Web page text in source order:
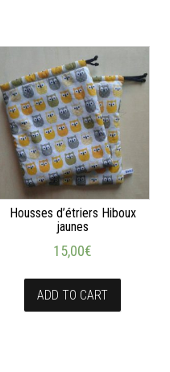
Housses d’étriers Hiboux
jaunes
15,00€
ADD TO CART